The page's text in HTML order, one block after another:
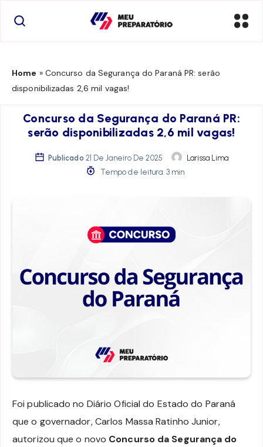
Home » Concurso da Segurança do Paraná PR: serão
disponibilizadas 2,6 mil vagas!
Concurso da Segurança do Paraná PR:
serão disponibilizadas 2,6 mil vagas!
Publicado 21 De Janeiro De 2025
Larissa Lima
Tempo de leitura: 3 min
Foi publicado no Diário Oficial do Estado do Paraná
que o governador, Carlos Massa Ratinho Junior,
autorizou que o novo Concurso da Segurança do